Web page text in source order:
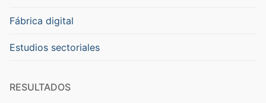
Fábrica digital
Estudios sectoriales
RESULTADOS